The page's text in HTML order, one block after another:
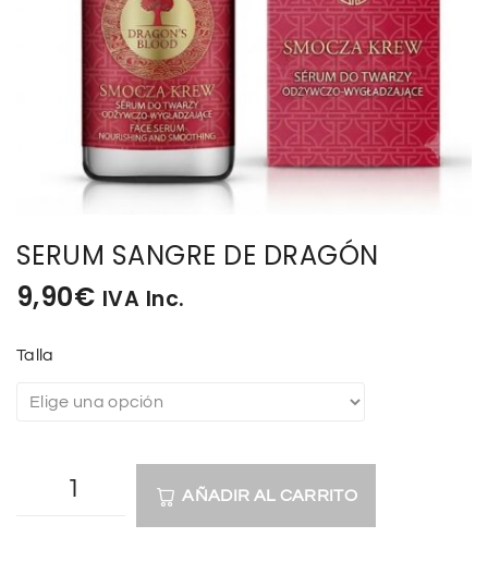
COMPLEMENTOS
TECNOLOGIA
HOGAR
TARJETAS REGALO
SERUM SANGRE DE DRAGÓN
9,90€ IVA Inc.
Talla
AÑADIR AL CARRITO